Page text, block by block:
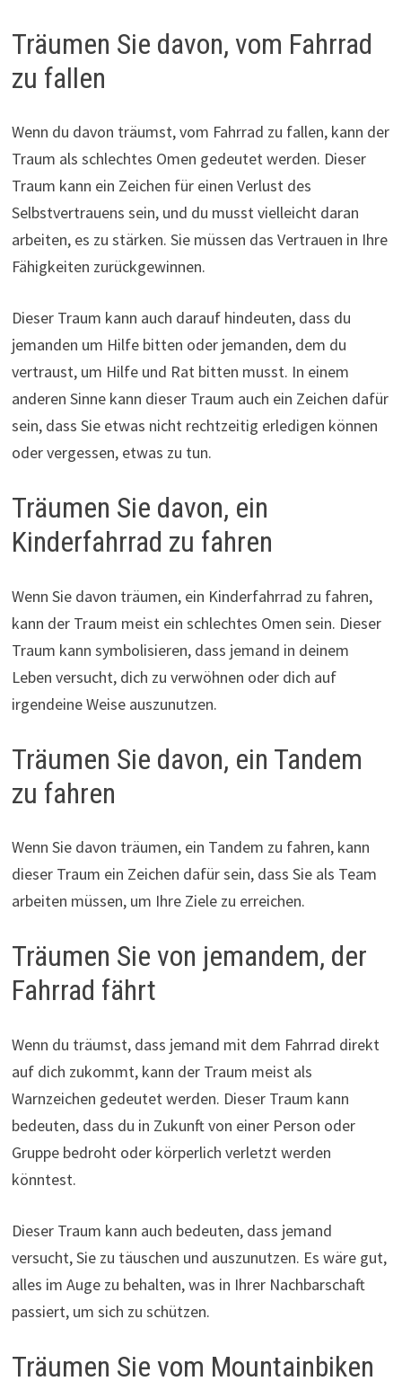
Träumen Sie davon, vom Fahrrad
zu fallen
Wenn du davon träumst, vom Fahrrad zu fallen, kann der
Traum als schlechtes Omen gedeutet werden. Dieser
Traum kann ein Zeichen für einen Verlust des
Selbstvertrauens sein, und du musst vielleicht daran
arbeiten, es zu stärken. Sie müssen das Vertrauen in Ihre
Fähigkeiten zurückgewinnen.
Dieser Traum kann auch darauf hindeuten, dass du
jemanden um Hilfe bitten oder jemanden, dem du
vertraust, um Hilfe und Rat bitten musst. In einem
anderen Sinne kann dieser Traum auch ein Zeichen dafür
sein, dass Sie etwas nicht rechtzeitig erledigen können
oder vergessen, etwas zu tun.
Träumen Sie davon, ein
Kinderfahrrad zu fahren
Wenn Sie davon träumen, ein Kinderfahrrad zu fahren,
kann der Traum meist ein schlechtes Omen sein. Dieser
Traum kann symbolisieren, dass jemand in deinem
Leben versucht, dich zu verwöhnen oder dich auf
irgendeine Weise auszunutzen.
Träumen Sie davon, ein Tandem
zu fahren
Wenn Sie davon träumen, ein Tandem zu fahren, kann
dieser Traum ein Zeichen dafür sein, dass Sie als Team
arbeiten müssen, um Ihre Ziele zu erreichen.
Träumen Sie von jemandem, der
Fahrrad fährt
Wenn du träumst, dass jemand mit dem Fahrrad direkt
auf dich zukommt, kann der Traum meist als
Warnzeichen gedeutet werden. Dieser Traum kann
bedeuten, dass du in Zukunft von einer Person oder
Gruppe bedroht oder körperlich verletzt werden
könntest.
Dieser Traum kann auch bedeuten, dass jemand
versucht, Sie zu täuschen und auszunutzen. Es wäre gut,
alles im Auge zu behalten, was in Ihrer Nachbarschaft
passiert, um sich zu schützen.
Träumen Sie vom Mountainbiken